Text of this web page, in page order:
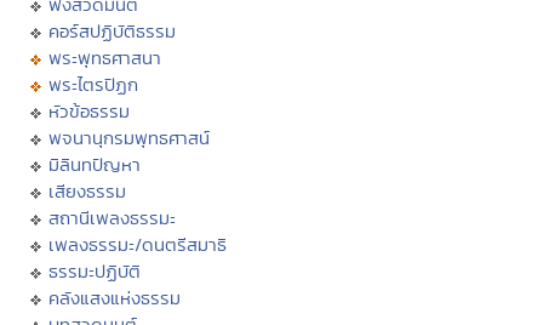
คอร์สปฏิบัติธรรม
พระพุทธศาสนา
พระไตรปิฏก
หัวข้อธรรม
พจนานุกรมพุทธศาสน์
มิลินทปัญหา
เสียงธรรม
สถานีเพลงธรรมะ
เพลงธรรมะ/ดนตรีสมาธิ
ธรรมะปฏิบัติ
คลังแสงแห่งธรรม